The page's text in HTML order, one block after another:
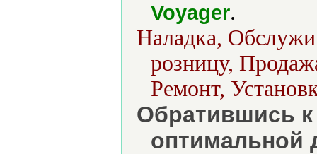
Voyager.
Наладка,
розницу,
Ремонт,
Обратившись
оптимальной